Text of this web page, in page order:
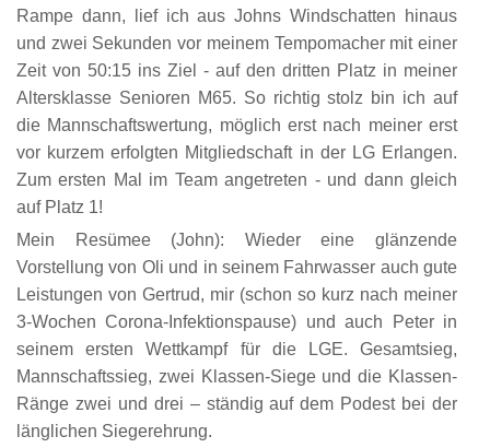
Rampe dann, lief ich aus Johns Windschatten hinaus
und zwei Sekunden vor meinem Tempomacher mit einer
Zeit von 50:15 ins Ziel - auf den dritten Platz in meiner
Altersklasse Senioren M65. So richtig stolz bin ich auf
die Mannschaftswertung, möglich erst nach meiner erst
vor kurzem erfolgten Mitgliedschaft in der LG Erlangen.
Zum ersten Mal im Team angetreten - und dann gleich
auf Platz 1!
Mein Resümee (John): Wieder eine glänzende
Vorstellung von Oli und in seinem Fahrwasser auch gute
Leistungen von Gertrud, mir (schon so kurz nach meiner
3-Wochen Corona-Infektionspause) und auch Peter in
seinem ersten Wettkampf für die LGE. Gesamtsieg,
Mannschaftssieg, zwei Klassen-Siege und die Klassen-
Ränge zwei und drei – ständig auf dem Podest bei der
länglichen Siegerehrung.